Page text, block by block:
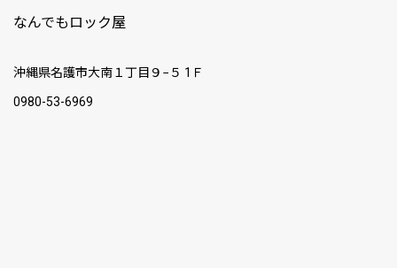
なんでもロック屋
沖縄県名護市大南１丁目９−５ 1Ｆ
0980-53-6969